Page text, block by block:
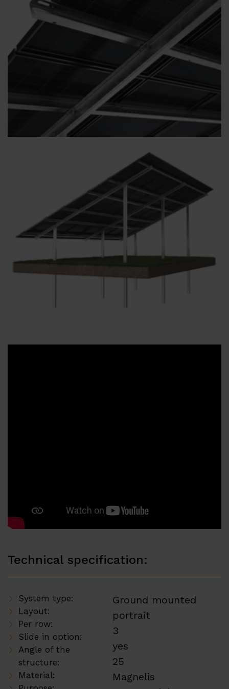
Technical specification:
System type:
Layout:
Per row:
Slide in option:
Angle of the
structure:
Material:
Ground mounted
portrait
3
yes
25
Magnelis